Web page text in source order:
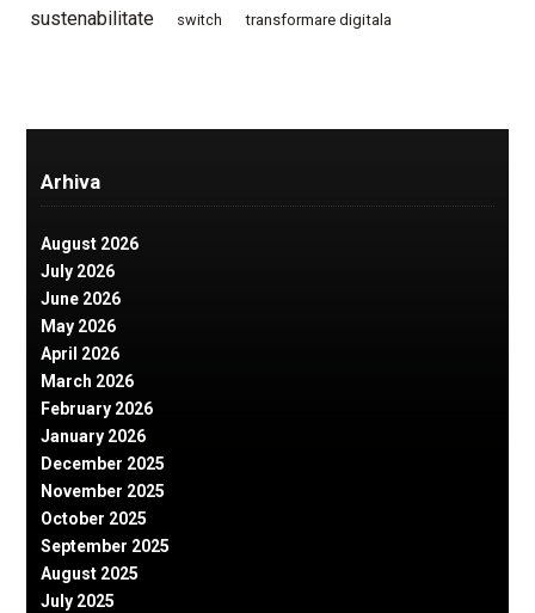
sustenabilitate switch transformare digitala
Arhiva
August 2026
July 2026
June 2026
May 2026
April 2026
March 2026
February 2026
January 2026
December 2025
November 2025
October 2025
September 2025
August 2025
July 2025